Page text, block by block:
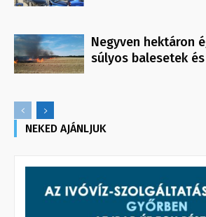
Negyven hektáron
súlyos balesetek
NEKED AJÁNLJUK